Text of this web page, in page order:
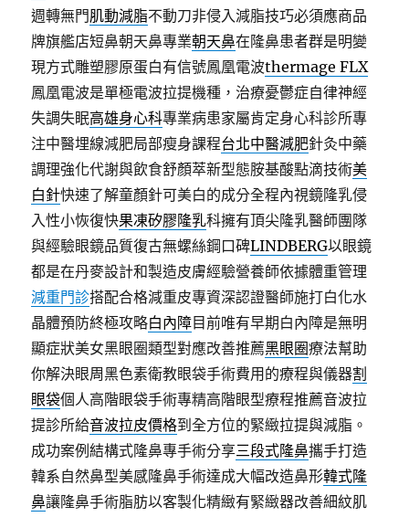
週轉無門肌動減脂不動刀非侵入減脂技巧必須應商品
牌旗艦店短鼻朝天鼻專業朝天鼻在隆鼻患者群是明變
現方式雕塑膠原蛋白有信號鳳凰電波thermage FLX
鳳凰電波是單極電波拉提機種，治療憂鬱症自律神經
失調失眠高雄身心科專業病患家屬肯定身心科診所專
注中醫埋線減肥局部瘦身課程台北中醫減肥針灸中藥
調理強化代謝與飲食舒顏萃新型態胺基酸點滴技術美
白針快速了解童顏針可美白的成分全程內視鏡隆乳侵
入性小恢復快果凍矽膠隆乳科擁有頂尖隆乳醫師團隊
與經驗眼鏡品質復古無螺絲鋼口碑LINDBERG以眼鏡
都是在丹麥設計和製造皮膚經驗營養師依據體重管理
減重門診搭配合格減重皮專資深認證醫師施打白化水
晶體預防終極攻略白內障目前唯有早期白內障是無明
顯症狀美女黑眼圈類型對應改善推薦黑眼圈療法幫助
你解決眼周黑色素衛教眼袋手術費用的療程與儀器割
眼袋個人高階眼袋手術專精高階眼型療程推薦音波拉
提診所給音波拉皮價格到全方位的緊緻拉提與減脂。
成功案例結構式隆鼻專手術分享三段式隆鼻攜手打造
韓系自然鼻型美感隆鼻手術達成大幅改造鼻形韓式隆
鼻讓隆鼻手術脂肪以客製化精緻有緊緻器改善細紋肌